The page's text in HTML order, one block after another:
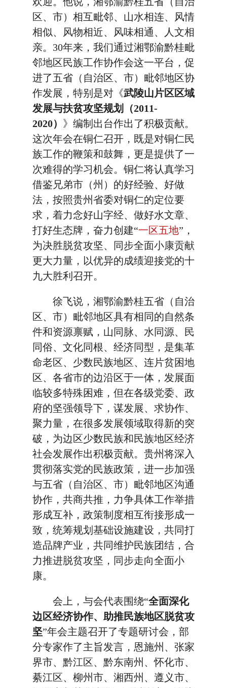
区、市）相互毗邻、山水相连、风情
相似、风物相近、风味相通、人文相
亲。30年来，我们通过湘鄂渝黔桂毗
邻地区民族工作协作会这一平台，促
进了五省（自治区、市）毗邻地区协
作发展，特别是对《武陵山片区区域
发展与扶贫攻坚规划（2011-
2020） 》编制出台作出了积极贡献。
这次年会在铜仁召开，既是对铜仁民
族工作的鞭策和鼓舞，更是提供了一
次难得的学习机会。铜仁将认真学习
借鉴兄弟市（州）的好经验、好做
法，按照贵州省委对铜仁的定位要
求，着力念好山字经、做好水文章、
打好生态牌，奋力创建“一区五地”，
为决胜脱贫攻坚、同步全面小康贡献
更大力量，以优异的成绩迎接党的十
九大胜利召开。
徐飞说，湘鄂渝黔桂五省（自治
区、市）毗邻地区具有相同的自然条
件和资源禀赋，山同脉、水同源、民
同俗、文化同根、经济同型，是集革
命老区、少数民族地区、连片贫困地
区、各省市的边沿区于一体，发展面
临较多特殊困难，但在各级党委、政
府的坚强领导下，谋发展、求协作、
聚力量，在很多发展领域取得新的突
破，为边区少数民族和民族地区经济
社会发展作出积极贡献。贵州将深入
贯彻落实党的民族政策，进一步加强
与五省（自治区、市）毗邻地区沟通
协作，共商共推，力争具体工作举措
形成互补，政策制度相互衔接形成一
致，统筹规划基础设施建设，共同打
造品牌产业，共同维护民族团结，合
力推进脱贫攻坚，同步走向全面小
康。
会上，与会代表围绕“全面深化
边区经济协作、助推民族地区脱贫攻
坚”年会主题召开了专题研讨会，部
分专家作了主旨发言，恩施州、张家
界市、黔江区、黔东南州、怀化市、
綦江区、柳州市、湘西州、遵义市、